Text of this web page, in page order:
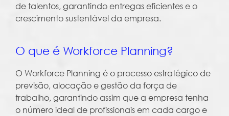
de talentos, garantindo entregas eficientes e o
crescimento sustentável da empresa.
O que é Workforce Planning?
O Workforce Planning é o processo estratégico de
previsão, alocação e gestão da força de
trabalho, garantindo assim que a empresa tenha
o número ideal de profissionais em cada cargo e